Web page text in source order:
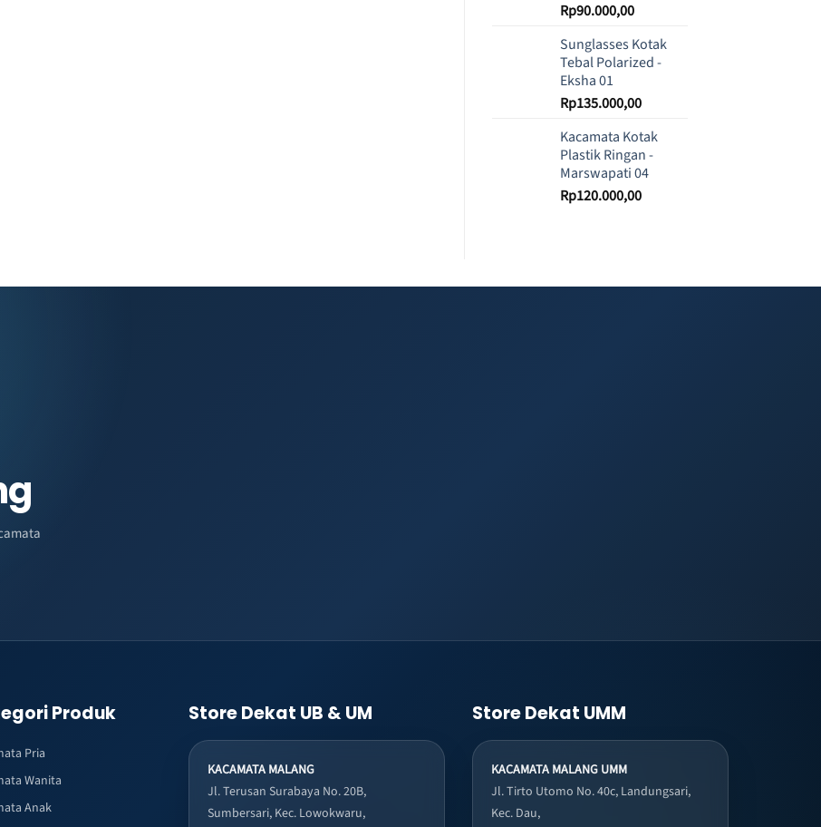
Rp90.000,00
Sunglasses Kotak
Tebal Polarized -
Eksha 01
Rp135.000,00
Kacamata Kotak
Plastik Ringan -
Marswapati 04
Rp120.000,00
Produk
Pria
Wanita
Anak
Store Dekat UB & UM
KACAMATA MALANG
Jl. Terusan Surabaya No. 20B,
Sumbersari, Kec. Lowokwaru,
Store Dekat UMM
KACAMATA MALANG UMM
Jl. Tirto Utomo No. 40c, Landungsari,
Kec. Dau,